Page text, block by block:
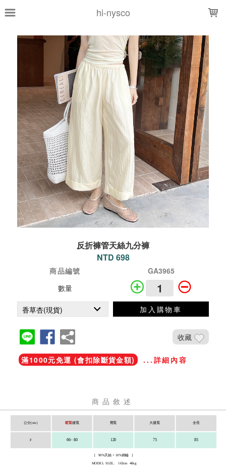
hi-nysco
反折褲管天絲九分褲
NTD 698
商品編號
GA3965
數量
加入購物車
收藏
滿1000元免運 (會扣除斷貨金額) ...詳細內容
商品敘述